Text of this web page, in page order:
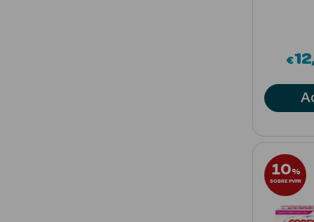
€12
10%
SOBRE PVPR